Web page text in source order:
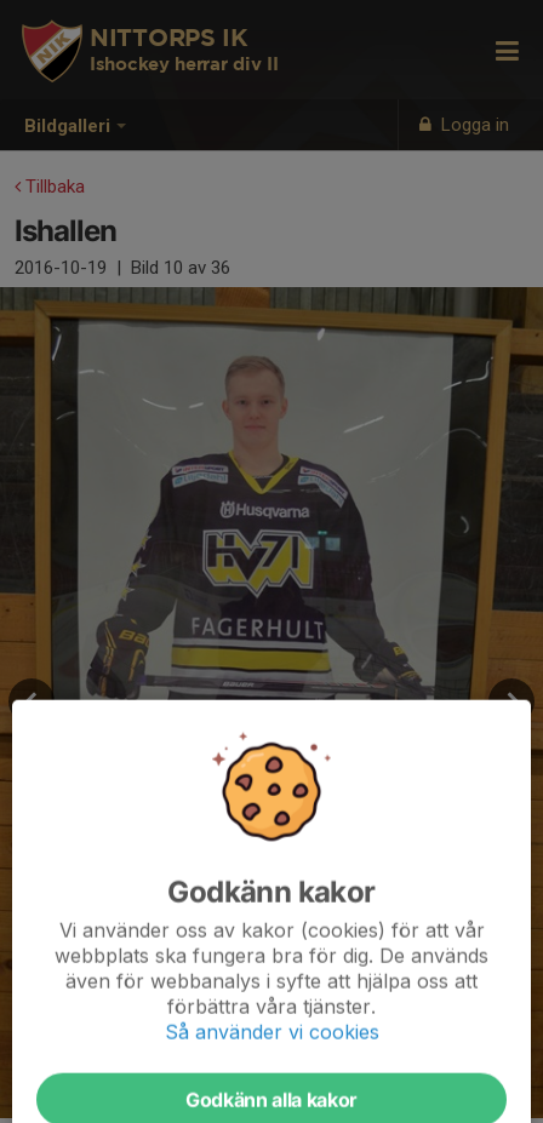
Bildgalleri Logga in
NITTORPS IK
Ishockey herrar div II
Tillbaka
Ishallen
2016-10-19 | Bild 10 av 36
Godkänn kakor
Vi använder oss av kakor (cookies) för att vår
webbplats ska fungera bra för dig. De används
även för webbanalys i syfte att hjälpa oss att
förbättra våra tjänster.
Så använder vi cookies
Godkänn alla kakor